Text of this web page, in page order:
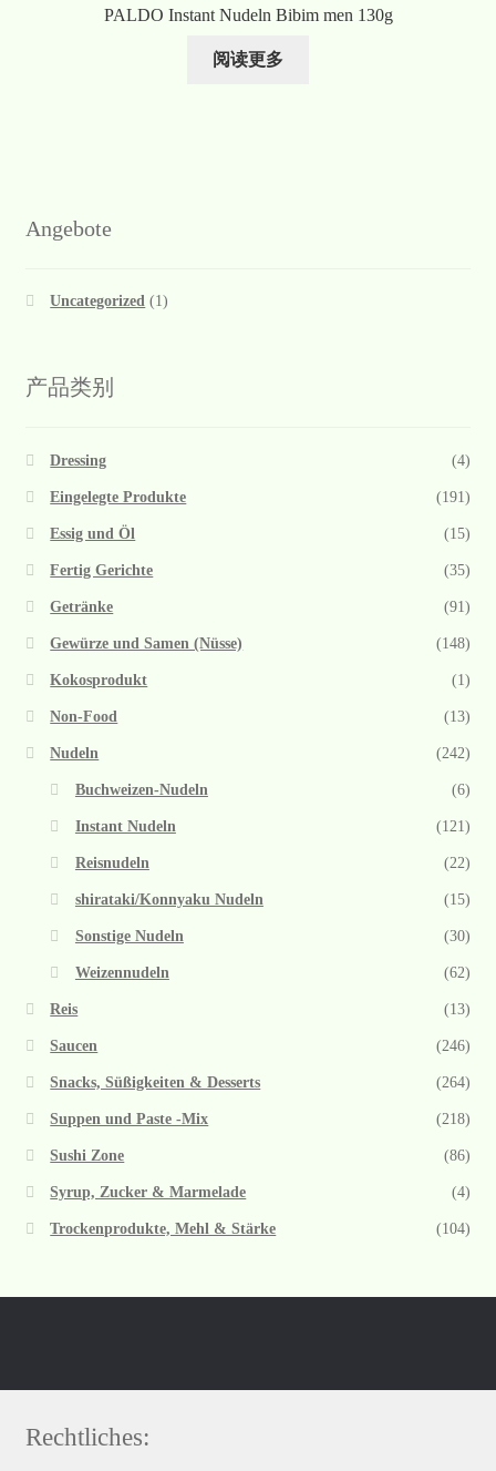
PALDO Instant Nudeln Bibim men 130g
阅读更多
Angebote
Uncategorized (1)
产品类别
Dressing (4)
Eingelegte Produkte (191)
Essig und Öl (15)
Fertig Gerichte (35)
Getränke (91)
Gewürze und Samen (Nüsse) (148)
Kokosprodukt (1)
Non-Food (13)
Nudeln (242)
Buchweizen-Nudeln (6)
Instant Nudeln (121)
Reisnudeln (22)
shirataki/Konnyaku Nudeln (15)
Sonstige Nudeln (30)
Weizennudeln (62)
Reis (13)
Saucen (246)
Snacks, Süßigkeiten & Desserts (264)
Suppen und Paste -Mix (218)
Sushi Zone (86)
Syrup, Zucker & Marmelade (4)
Trockenprodukte, Mehl & Stärke (104)
Rechtliches: